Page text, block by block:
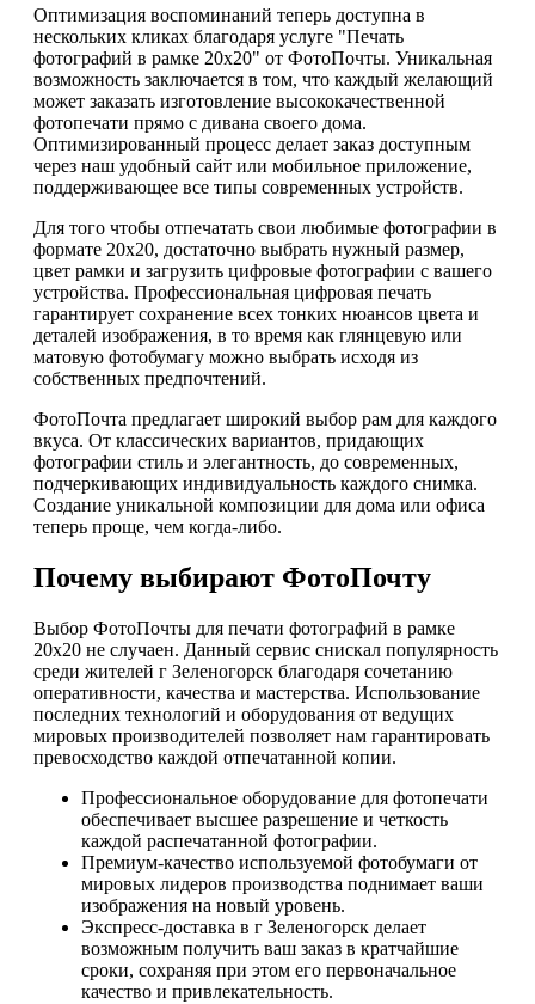
Оптимизация воспоминаний теперь доступна в
нескольких кликах благодаря услуге "Печать
фотографий в рамке 20х20" от ФотоПочты. Уникальная
возможность заключается в том, что каждый желающий
может заказать изготовление высококачественной
фотопечати прямо с дивана своего дома.
Оптимизированный процесс делает заказ доступным
через наш удобный сайт или мобильное приложение,
поддерживающее все типы современных устройств.
Для того чтобы отпечатать свои любимые фотографии в
формате 20х20, достаточно выбрать нужный размер,
цвет рамки и загрузить цифровые фотографии с вашего
устройства. Профессиональная цифровая печать
гарантирует сохранение всех тонких нюансов цвета и
деталей изображения, в то время как глянцевую или
матовую фотобумагу можно выбрать исходя из
собственных предпочтений.
ФотоПочта предлагает широкий выбор рам для каждого
вкуса. От классических вариантов, придающих
фотографии стиль и элегантность, до современных,
подчеркивающих индивидуальность каждого снимка.
Создание уникальной композиции для дома или офиса
теперь проще, чем когда-либо.
Почему выбирают ФотоПочту
Выбор ФотоПочты для печати фотографий в рамке
20х20 не случаен. Данный сервис снискал популярность
среди жителей г Зеленогорск благодаря сочетанию
оперативности, качества и мастерства. Использование
последних технологий и оборудования от ведущих
мировых производителей позволяет нам гарантировать
превосходство каждой отпечатанной копии.
Профессиональное оборудование для фотопечати
обеспечивает высшее разрешение и четкость
каждой распечатанной фотографии.
Премиум-качество используемой фотобумаги от
мировых лидеров производства поднимает ваши
изображения на новый уровень.
Экспресс-доставка в г Зеленогорск делает
возможным получить ваш заказ в кратчайшие
сроки, сохраняя при этом его первоначальное
качество и привлекательность.